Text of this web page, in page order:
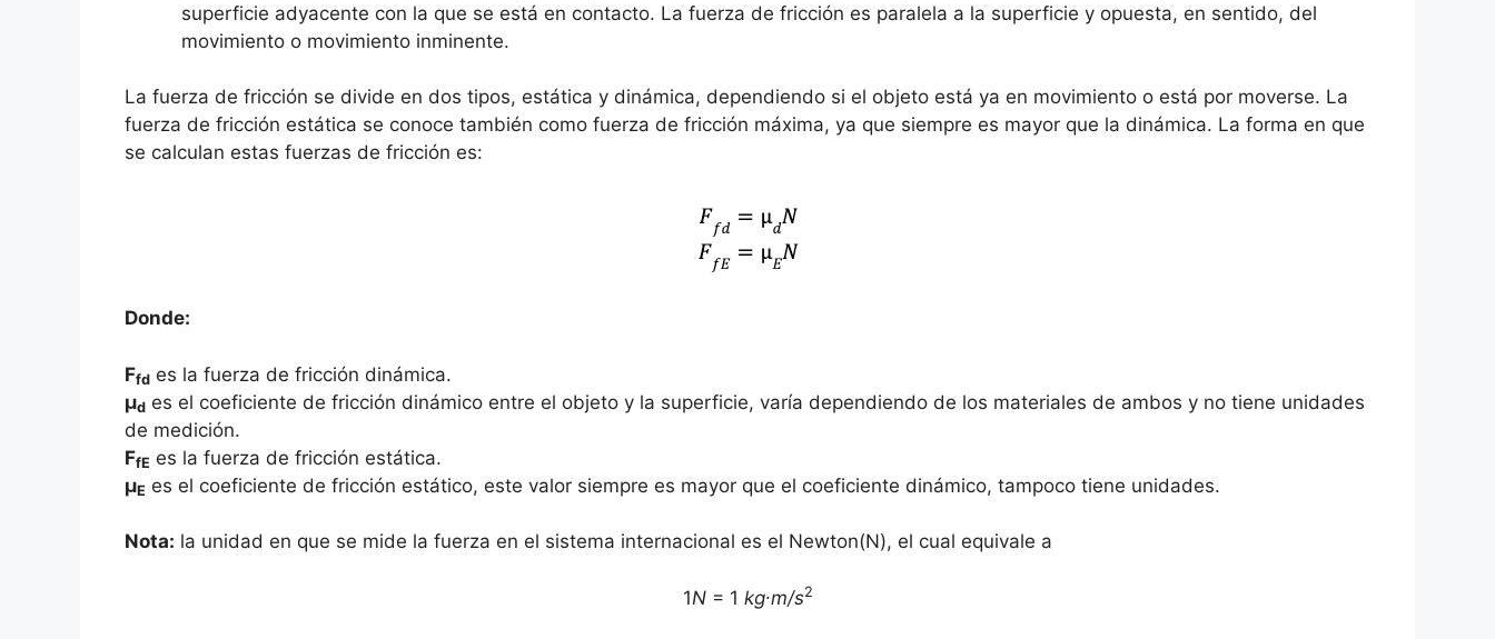
superficie adyacente con la que se está en contacto. La fuerza de fricción es paralela a la superficie y opuesta, en sentido, del
movimiento o movimiento inminente.
La fuerza de fricción se divide en dos tipos, estática y dinámica, dependiendo si el objeto está ya en movimiento o está por moverse. La
fuerza de fricción estática se conoce también como fuerza de fricción máxima, ya que siempre es mayor que la dinámica. La forma en que
se calculan estas fuerzas de fricción es:
Donde:
Ffd es la fuerza de fricción dinámica.
μd es el coeficiente de fricción dinámico entre el objeto y la superficie, varía dependiendo de los materiales de ambos y no tiene unidades
de medición.
FfE es la fuerza de fricción estática.
μE es el coeficiente de fricción estático, este valor siempre es mayor que el coeficiente dinámico, tampoco tiene unidades.
Nota: la unidad en que se mide la fuerza en el sistema internacional es el Newton(N), el cual equivale a
1N= 1 kg∙m/s2